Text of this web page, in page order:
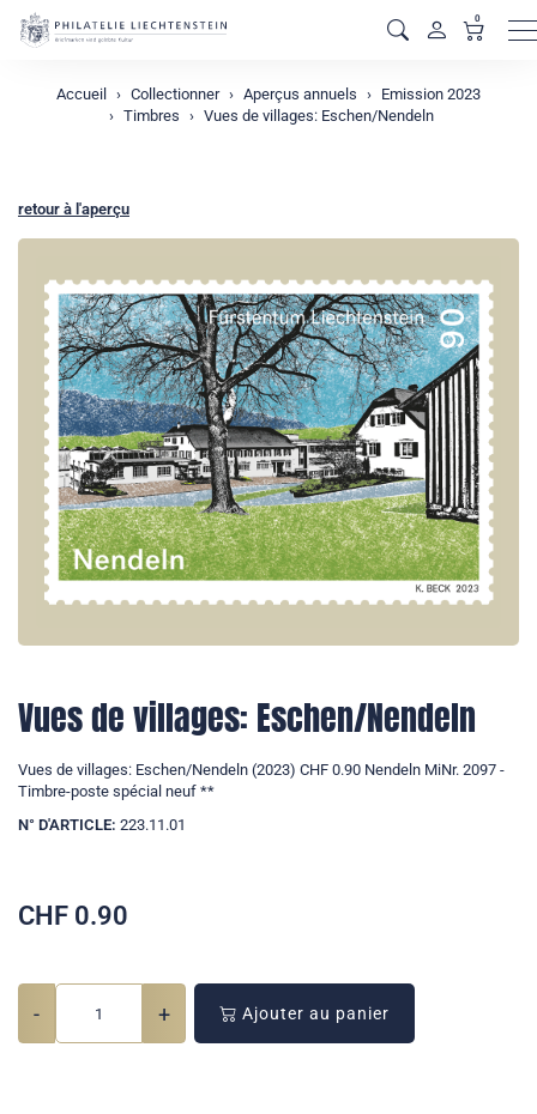
0
Accueil Collectionner Aperçus annuels
Emission 2023
Timbres
Vues de villages: Eschen/Nendeln
retour à l'aperçu
Vues de villages: Eschen/Nendeln
Vues de villages: Eschen/Nendeln (2023) CHF 0.90 Nendeln MiNr. 2097 -
Timbre-poste spécial neuf **
N° D'ARTICLE: 223.11.01
CHF 0.90
- + Ajouter au panier